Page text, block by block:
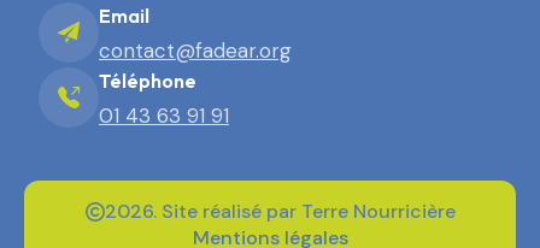
Email
contact@fadear.org
Téléphone
01 43 63 91 91
2026. Site réalisé par Terre Nourricière
Mentions légales